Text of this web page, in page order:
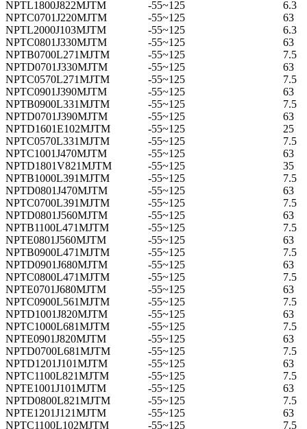
NPTL1800J822MJTM
-55~125
6.3
NPTC0701J220MJTM
-55~125
63
NPTL2000J103MJTM
-55~125
6.3
NPTC0801J330MJTM
-55~125
63
NPTB0700L271MJTM
-55~125
7.5
NPTD0701J330MJTM
-55~125
63
NPTC0570L271MJTM
-55~125
7.5
NPTC0901J390MJTM
-55~125
63
NPTB0900L331MJTM
-55~125
7.5
NPTD0701J390MJTM
-55~125
63
NPTD1601E102MJTM
-55~125
25
NPTC0570L331MJTM
-55~125
7.5
NPTC1001J470MJTM
-55~125
63
NPTD1801V821MJTM
-55~125
35
NPTB1000L391MJTM
-55~125
7.5
NPTD0801J470MJTM
-55~125
63
NPTC0700L391MJTM
-55~125
7.5
NPTD0801J560MJTM
-55~125
63
NPTB1100L471MJTM
-55~125
7.5
NPTE0801J560MJTM
-55~125
63
NPTB0900L471MJTM
-55~125
7.5
NPTD0901J680MJTM
-55~125
63
NPTC0800L471MJTM
-55~125
7.5
NPTE0701J680MJTM
-55~125
63
NPTC0900L561MJTM
-55~125
7.5
NPTD1001J820MJTM
-55~125
63
NPTC1000L681MJTM
-55~125
7.5
NPTE0901J820MJTM
-55~125
63
NPTD0700L681MJTM
-55~125
7.5
NPTD1201J101MJTM
-55~125
63
NPTC1100L821MJTM
-55~125
7.5
NPTE1001J101MJTM
-55~125
63
NPTD0800L821MJTM
-55~125
7.5
NPTE1201J121MJTM
-55~125
63
NPTC1100L102MJTM
-55~125
7.5